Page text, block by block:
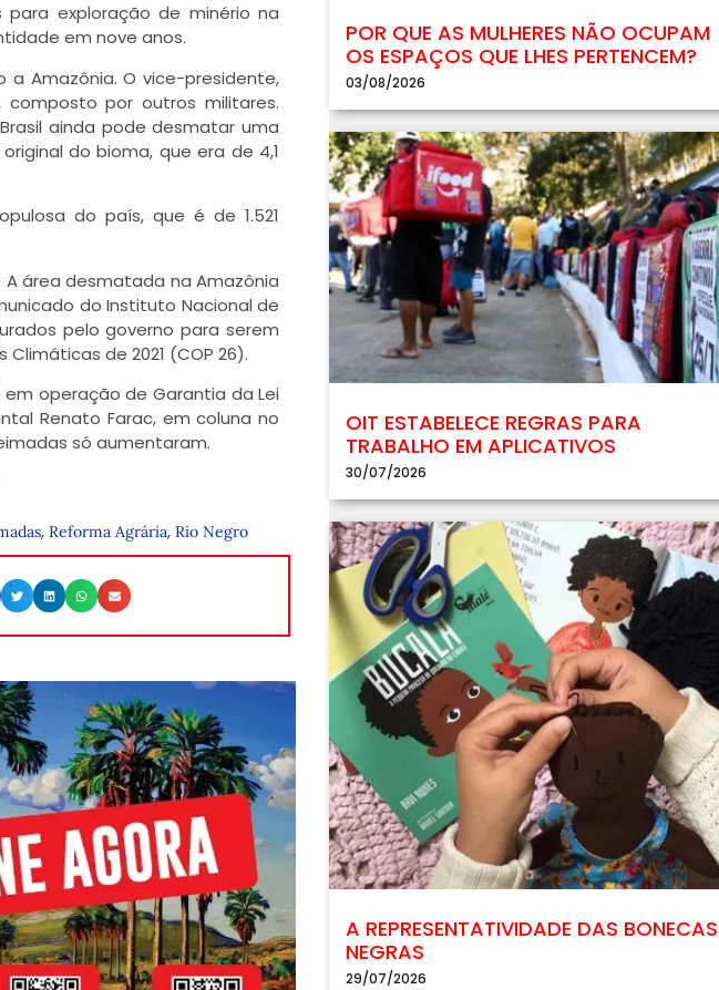
para exploração de minério na
em nove anos.
Amazônia. O vice-presidente,
composto por outros militares.
ainda pode desmatar uma
do bioma, que era de 4,1
do país, que é de 1.521
área desmatada na Amazônia
do Instituto Nacional de
pelo governo para serem
de 2021 (COP 26).
operação de Garantia da Lei
Renato Farac, em coluna no
só aumentaram.
, Reforma Agrária, Rio Negro
POR QUE AS MULHERES NÃO OCUPAM
OS ESPAÇOS QUE LHES PERTENCEM?
03/08/2026
OIT ESTABELECE REGRAS PARA
TRABALHO EM APLICATIVOS
30/07/2026
A REPRESENTATIVIDADE DAS BONECAS
NEGRAS
29/07/2026